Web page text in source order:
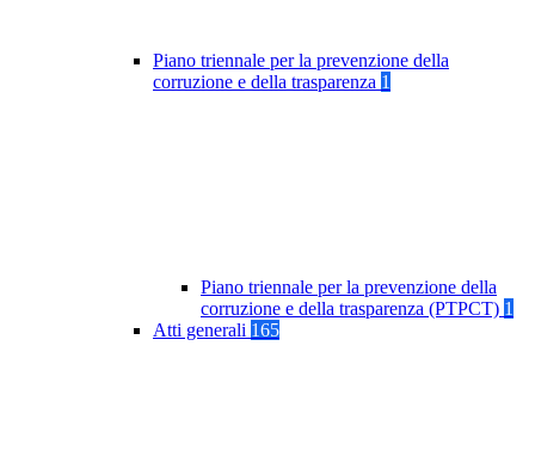
Piano triennale per la prevenzione della
corruzione e della trasparenza 1
Piano triennale per la prevenzione della
corruzione e della trasparenza (PTPCT) 1
Atti generali 165